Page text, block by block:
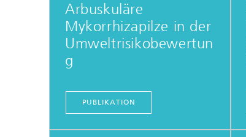
Arbuskuläre
Mykorrhizapilze in der
Umweltrisikobewertun
g
PUBLIKATION